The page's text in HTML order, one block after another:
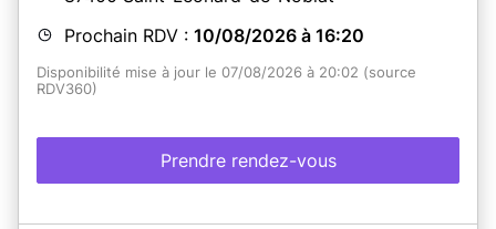
Prochain RDV : 10/08/2026 à 16:20
Disponibilité mise à jour le 07/08/2026 à 20:02 (source
RDV360)
Prendre rendez-vous